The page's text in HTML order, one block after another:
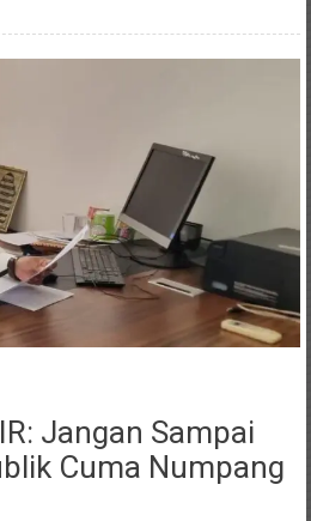
Jangan Sampai
Cuma Numpang